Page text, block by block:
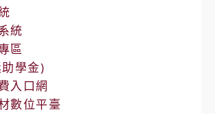
統
區
學金)
入口網
數位平臺